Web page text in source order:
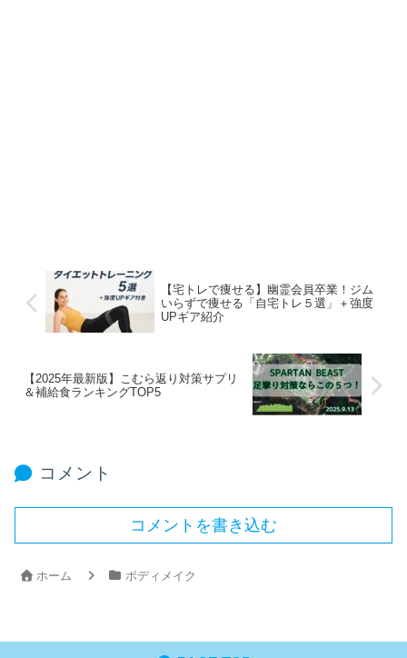
【宅トレで痩せる】幽霊会員卒業！ジム
いらずで痩せる「自宅トレ５選」＋強度
UPギア紹介
【2025年最新版】こむら返り対策サプリ
＆補給食ランキングTOP5
コメント
コメントを書き込む
ホーム ボディメイク